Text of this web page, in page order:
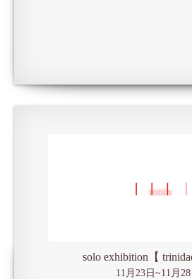
solo exhibition【
11月23日~11月28